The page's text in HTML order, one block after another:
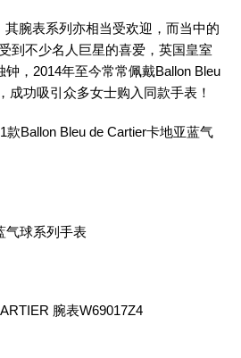
腕表系列亦相当受欢迎，而当中的
到不少名人巨星的喜爱，英国皇室
，2014年至今常常佩戴Ballon Bleu
成功吸引众多女士购入同款手表！
Ballon Bleu de Cartier卡地亚蓝气
气球系列手表
腕表W69017Z4